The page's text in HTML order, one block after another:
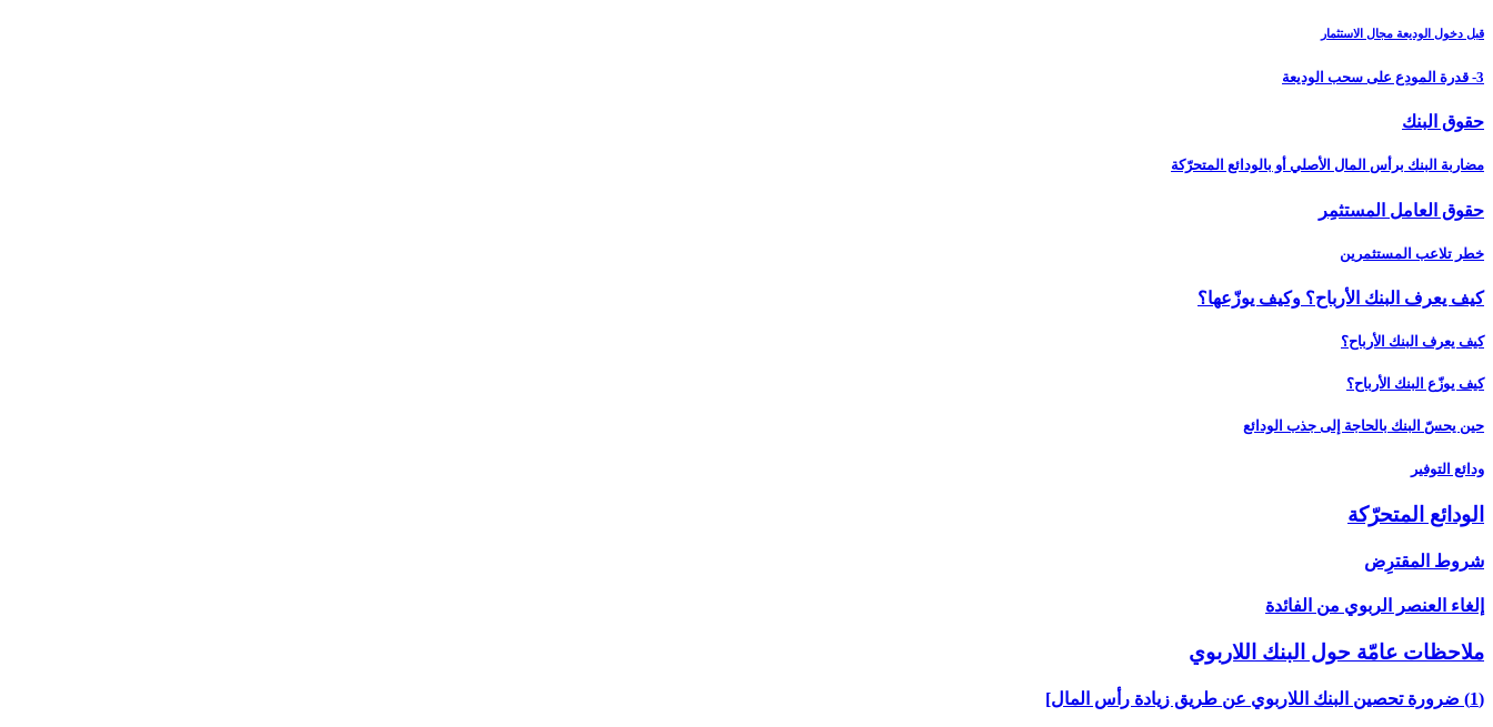
قبل دخول الوديعة مجال الاستثمار
3- قدرة المودِع على سحب الوديعة
حقوق البنك
مضاربة البنك برأس المال الأصلي أو بالودائع المتحرّكة
حقوق العامل المستثمِر
خطر تلاعب المستثمرين
كيف يعرف البنك الأرباح؟ وكيف يوزّعها؟
كيف يعرف البنك الأرباح؟
كيف يوزّع البنك الأرباح؟
حين يحسّ البنك بالحاجة إلى جذب الودائع
ودائع التوفير
الودائع المتحرّكة
شروط المقترِض
إلغاء العنصر الربوي من الفائدة
ملاحظات عامّة حول البنك اللاربوي‏
(1) ضرورة تحصين البنك اللاربوي عن طريق زيادة رأس المال‏]